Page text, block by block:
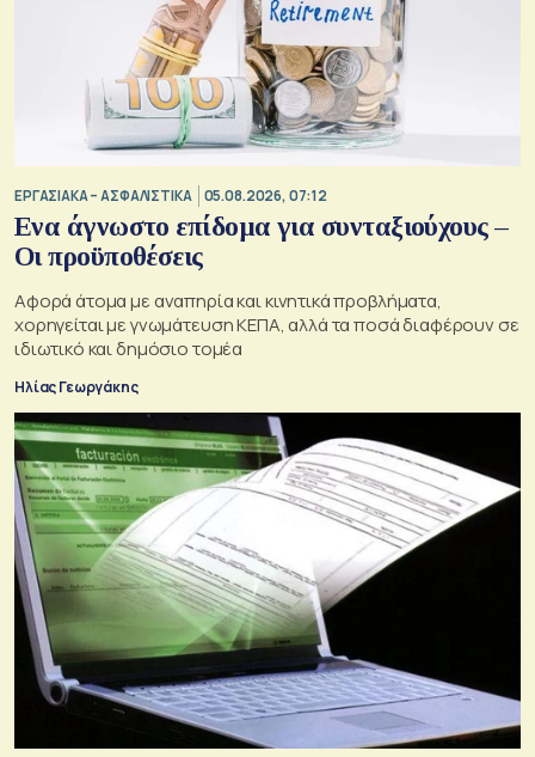
ΕΡΓΑΣΙΑΚΑ – ΑΣΦΑΛΙΣΤΙΚΑ 05.08.2026, 07:12
Ενα άγνωστο επίδομα για συνταξιούχους –
Οι προϋποθέσεις
Αφορά άτομα με αναπηρία και κινητικά προβλήματα,
χορηγείται με γνωμάτευση ΚΕΠΑ, αλλά τα ποσά διαφέρουν σε
ιδιωτικό και δημόσιο τομέα
Ηλίας Γεωργάκης